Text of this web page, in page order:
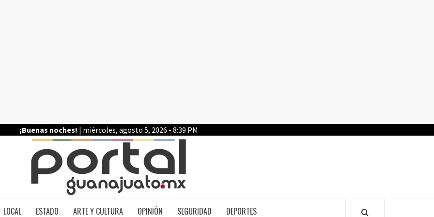
¡Buenas noches! | miércoles, agosto 5, 2026 - 8:39 PM
LOCAL ESTADO ARTE Y CULTURA OPINIÓN SEGURIDAD DEPORTES